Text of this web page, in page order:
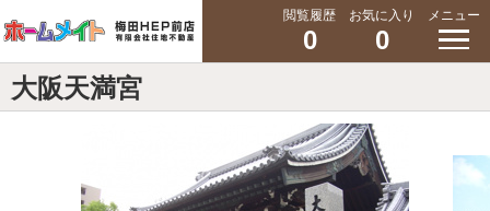
閲覧履歴
0
お気に入り
0
メニュー
大阪天満宮